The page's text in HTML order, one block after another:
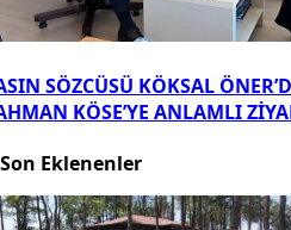
SÖZCÜSÜ KÖKSAL
KÖSE’YE ANLAMLI
Son Eklenenler